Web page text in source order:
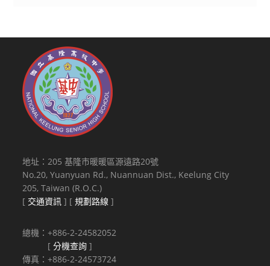
地址：205 基隆市暖暖區源遠路20號
No.20, Yuanyuan Rd., Nuannuan Dist., Keelung City
205, Taiwan (R.O.C.)
[ 交通資訊 ] [規劃路線 ]
總機：+886-2-24582052
[分機查詢 ]
傳真：+886-2-24573724